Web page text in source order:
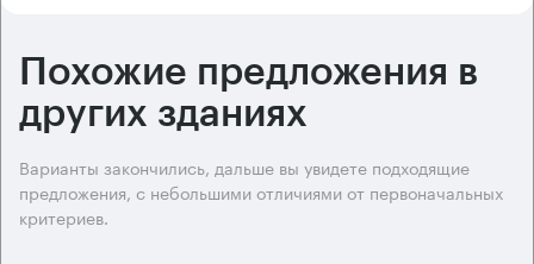
Похожие предложения в
других зданиях
Варианты закончились, дальше вы увидете подходящие
предложения, с небольшими отличиями от первоначальных
критериев.